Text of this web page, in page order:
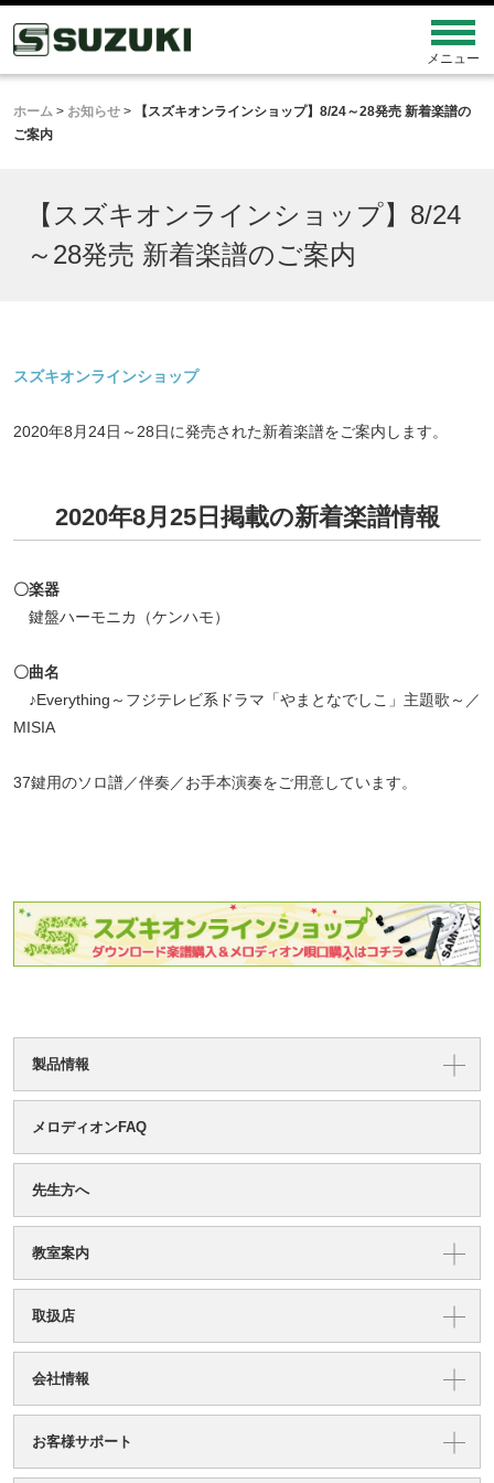
ホーム > お知らせ >
【スズキオンラインショップ】8/24～28発売 新着楽譜の
ご案内
【スズキオンラインショップ】8/24
～28発売 新着楽譜のご案内
スズキオンラインショップ
2020年8月24日～28日に発売された新着楽譜をご案内します。
2020年8月25日掲載の新着楽譜情報
〇楽器
鍵盤ハーモニカ（ケンハモ）
〇曲名
♪Everything～フジテレビ系ドラマ「やまとなでしこ」主題歌～／
MISIA
37鍵用のソロ譜／伴奏／お手本演奏をご用意しています。
製品情報
メロディオンFAQ
先生方へ
教室案内
取扱店
会社情報
お客様サポート